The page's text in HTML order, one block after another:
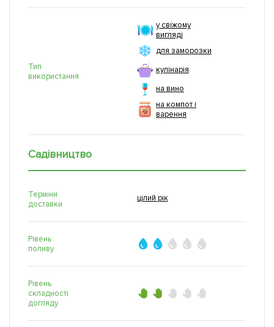
Тип
використання
у свіжому
вигляді
для заморозки
кулінарія
на вино
на компот і
варення
Садівництво
Терміни
доставки
цілий рік
Рівень
поливу
Рівень
складності
догляду